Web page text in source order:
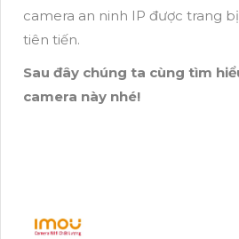
camera an ninh IP được trang
tiên tiến.
Sau đây chúng ta cùng tìm
camera này nhé!